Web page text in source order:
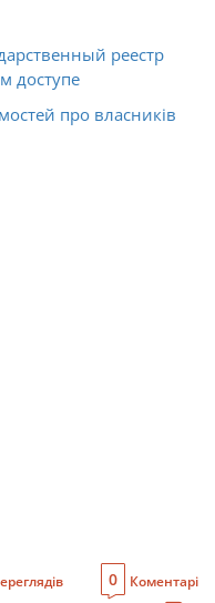
реестр
доступе
про власників
0 Коментарі